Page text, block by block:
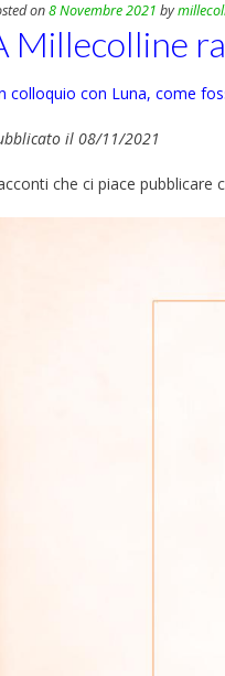
on8 Novembre 2021 by
Millecolline
colloquio con Luna, come
il 08/11/2021
che ci piace